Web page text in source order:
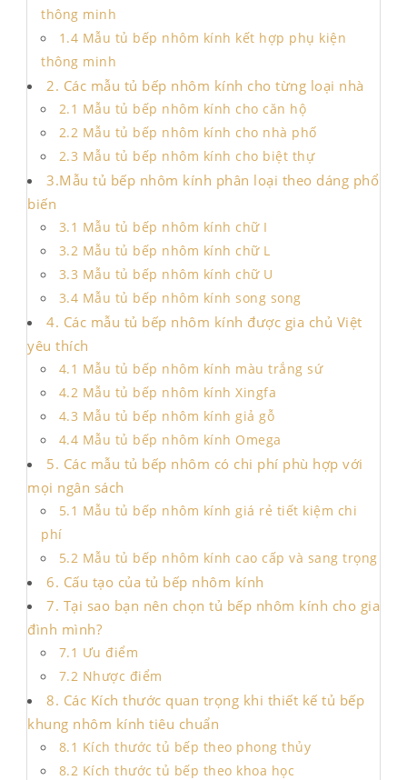
thông minh
1.4 Mẫu tủ bếp nhôm kính kết hợp phụ kiện
thông minh
2. Các mẫu tủ bếp nhôm kính cho từng loại nhà
2.1 Mẫu tủ bếp nhôm kính cho căn hộ
2.2 Mẫu tủ bếp nhôm kính cho nhà phố
2.3 Mẫu tủ bếp nhôm kính cho biệt thự
3.Mẫu tủ bếp nhôm kính phân loại theo dáng phổ
biến
3.1 Mẫu tủ bếp nhôm kính chữ I
3.2 Mẫu tủ bếp nhôm kính chữ L
3.3 Mẫu tủ bếp nhôm kính chữ U
3.4 Mẫu tủ bếp nhôm kính song song
4. Các mẫu tủ bếp nhôm kính được gia chủ Việt
yêu thích
4.1 Mẫu tủ bếp nhôm kính màu trắng sứ
4.2 Mẫu tủ bếp nhôm kính Xingfa
4.3 Mẫu tủ bếp nhôm kính giả gỗ
4.4 Mẫu tủ bếp nhôm kính Omega
5. Các mẫu tủ bếp nhôm có chi phí phù hợp với
mọi ngân sách
5.1 Mẫu tủ bếp nhôm kính giá rẻ tiết kiệm chi
phí
5.2 Mẫu tủ bếp nhôm kính cao cấp và sang trọng
6. Cấu tạo của tủ bếp nhôm kính
7. Tại sao bạn nên chọn tủ bếp nhôm kính cho gia
đình mình?
7.1 Ưu điểm
7.2 Nhược điểm
8. Các Kích thước quan trọng khi thiết kế tủ bếp
khung nhôm kính tiêu chuẩn
8.1 Kích thước tủ bếp theo phong thủy
8.2 Kích thước tủ bếp theo khoa học